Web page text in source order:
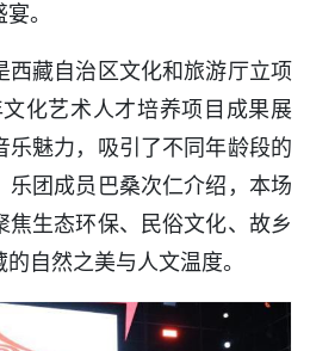
。
西藏自治区文化和旅游厅立项
化艺术人才培养项目成果展
乐魅力，吸引了不同年龄段的
乐团成员巴桑次仁介绍，本场
焦生态环保、民俗文化、故乡
自然之美与人文温度。